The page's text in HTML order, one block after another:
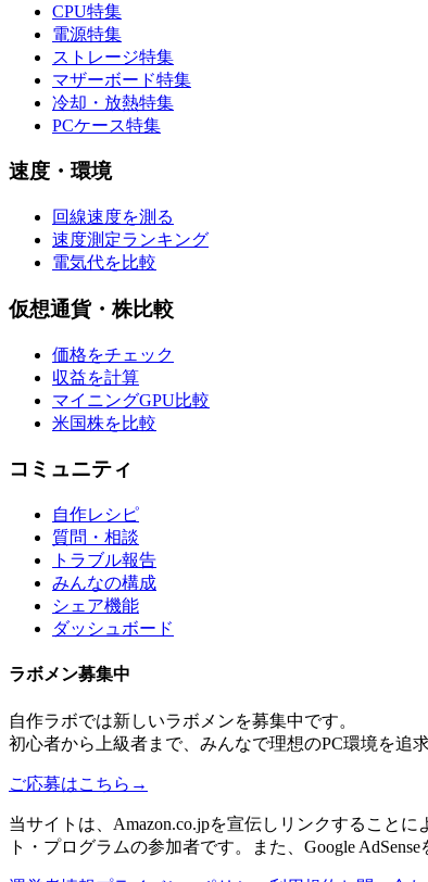
CPU特集
電源特集
ストレージ特集
マザーボード特集
冷却・放熱特集
PCケース特集
速度・環境
回線速度を測る
速度測定ランキング
電気代を比較
仮想通貨・株比較
価格をチェック
収益を計算
マイニングGPU比較
米国株を比較
コミュニティ
自作レシピ
質問・相談
トラブル報告
みんなの構成
シェア機能
ダッシュボード
ラボメン募集中
自作ラボでは新しいラボメンを募集中です。
初心者から上級者まで、みんなで理想のPC環境を追
ご応募はこちら →
当サイトは、Amazon.co.jpを宣伝しリンクすること
ト・プログラムの参加者です。また、Google